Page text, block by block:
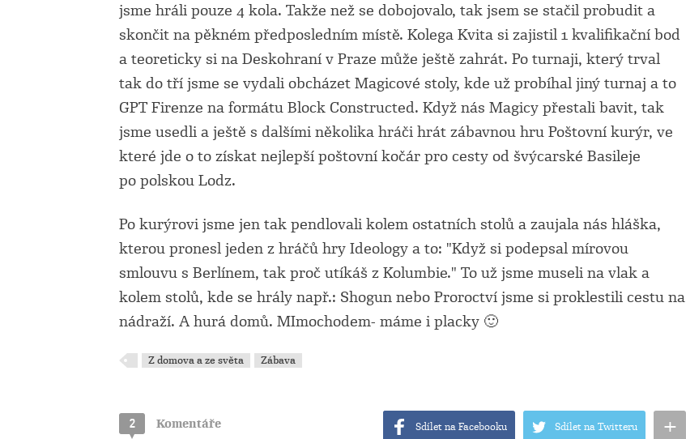
jsme hráli pouze 4 kola. Takže než se dobojovalo, tak jsem se stačil probudit a
skončit na pěkném předposledním místě. Kolega Kvita si zajistil 1 kvalifikační bod
a teoreticky si na Deskohraní v Praze může ještě zahrát. Po turnaji, který trval
tak do tří jsme se vydali obcházet Magicové stoly, kde už probíhal jiný turnaj a to
GPT Firenze na formátu Block Constructed. Když nás Magicy přestali bavit, tak
jsme usedli a ještě s dalšími několika hráči hrát zábavnou hru Poštovní kurýr, ve
které jde o to získat nejlepší poštovní kočár pro cesty od švýcarské Basileje
po polskou Lodz.
Po kurýrovi jsme jen tak pendlovali kolem ostatních stolů a zaujala nás hláška,
kterou pronesl jeden z hráčů hry Ideology a to: "Když si podepsal mírovou
smlouvu s Berlínem, tak proč utíkáš z Kolumbie." To už jsme museli na vlak a
kolem stolů, kde se hrály např.: Shogun nebo Proroctví jsme si proklestili cestu na
nádraží. A hurá domů. MImochodem- máme i placky 🙂
Z domova a ze světa Zábava
2 Komentáře +
Sdílet na Twitteru
Sdílet na Facebooku